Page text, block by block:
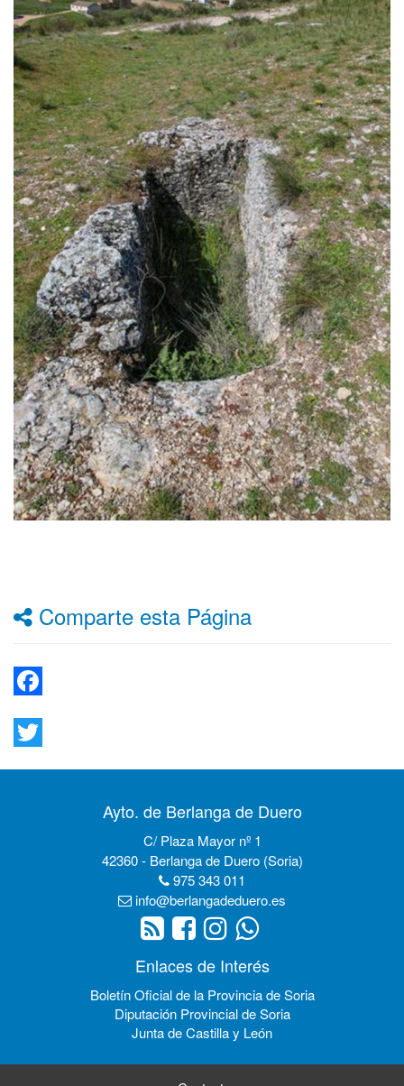
Comparte esta Página
Ayto. de Berlanga de Duero
C/ Plaza Mayor nº 1
42360 - Berlanga de Duero (Soria)
975 343 011
info@berlangadeduero.es
Enlaces de Interés
Boletín Oficial de la Provincia de Soria
Diputación Provincial de Soria
Junta de Castilla y León